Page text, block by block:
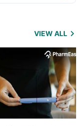
VIEW ALL